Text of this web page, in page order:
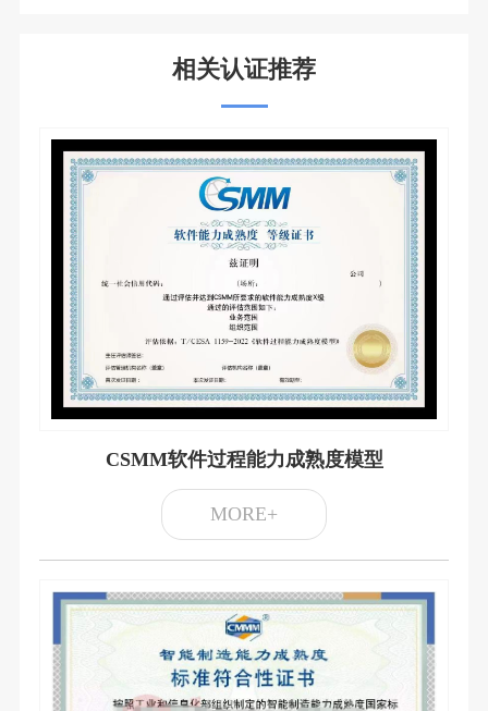
相关认证推荐
CSMM软件过程能力成熟度模型
MORE+